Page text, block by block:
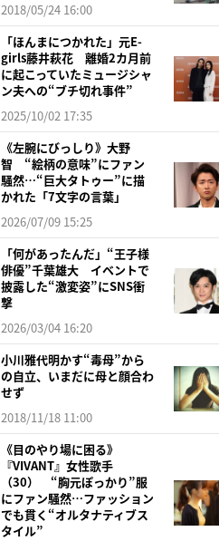
2018/05/24 16:00
「ほんまにつかれた」元E-
girls藤井萩花 離婚2カ月前
に起こっていたミュージシャ
ン夫への“ブチ切れ事件”
2025/10/02 17:35
《左腕にびっしり》大野
智 “絵柄の意味”にファン
騒然…“巨大タトゥー”に描
かれた「7文字の言葉」
2026/07/09 15:25
「何があったんだ」“王子様
俳優”千葉雄大 イベントで
披露した“激変姿”にSNS衝
撃
2026/03/04 16:20
小川雅代明かす“毒母”から
の自立、いまだに母と顔合わ
せず
2018/11/18 11:00
《目のやり場に困る》
『VIVANT』女性歌手
（30） “胸元ぽっかり”服
にファン騒然…ファッション
でも貫く“オルタナティブス
タイル”